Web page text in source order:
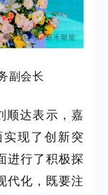
副会长
顺达表示，嘉
现了创新突
进行了积极探
代化，既要注